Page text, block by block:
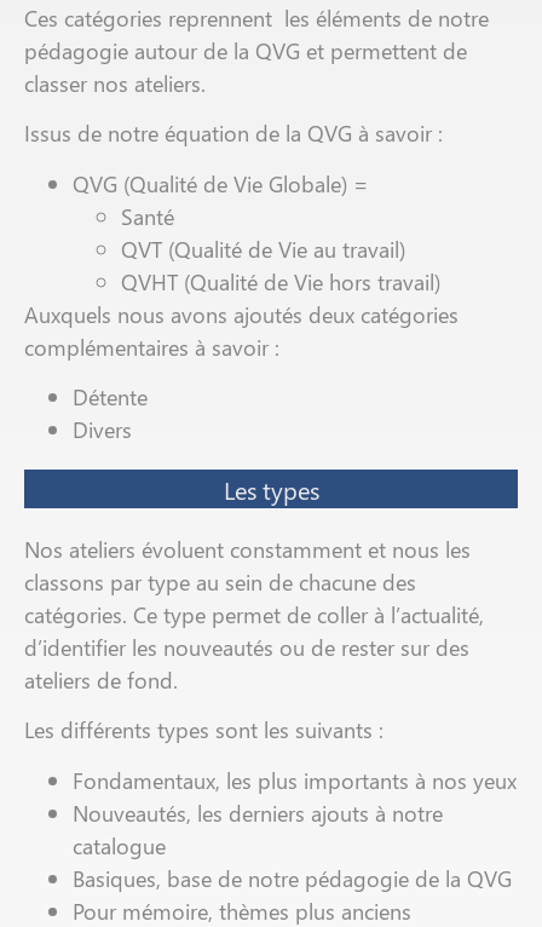
Ces catégories reprennent les éléments de notre
pédagogie autour de la QVG et permettent de
classer nos ateliers.
Issus de notre équation de la QVG à savoir :
QVG (Qualité de Vie Globale) =
Santé
QVT (Qualité de Vie au travail)
QVHT (Qualité de Vie hors travail)
Auxquels nous avons ajoutés deux catégories
complémentaires à savoir :
Détente
Divers
Les types
Nos ateliers évoluent constamment et nous les
classons par type au sein de chacune des
catégories. Ce type permet de coller à l’actualité,
d’identifier les nouveautés ou de rester sur des
ateliers de fond.
Les différents types sont les suivants :
Fondamentaux, les plus importants à nos yeux
Nouveautés, les derniers ajouts à notre
catalogue
Basiques, base de notre pédagogie de la QVG
Pour mémoire, thèmes plus anciens